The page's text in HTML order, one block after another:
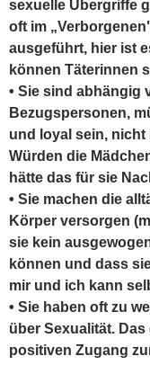
sexuelle Übergriffe
oft im
ausgeführt, hier ist
können Täterinnen
• Sie sind abhängig
Bezugspersonen,
und loyal sein,
Würden die
hätte das für sie
• Sie machen die
Körper versorgen
sie kein
können und dass
mir und ich kann
• Sie haben oft zu
über Sexualität.
positiven Zugang